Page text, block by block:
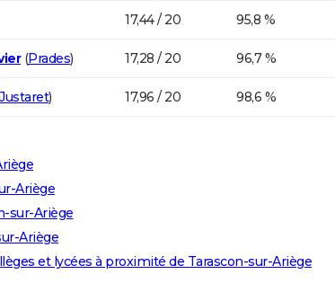
17,44 / 20 95,8 %
(Prades) 17,28 / 20 96,7 %
) 17,96 / 20 98,6 %
Ariège
sur-Ariège
Ariège
et lycées à proximité de Tarascon-sur-Ariège